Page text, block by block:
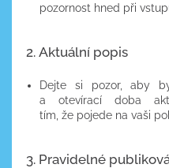
pozornost hned při
2. Aktuální popis
Dejte si pozor, aby
a otevírací doba
tím, že pojede na vaši
3. Pravidelné